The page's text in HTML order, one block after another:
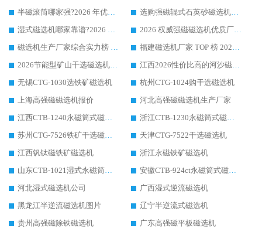
半磁滚筒哪家强?2026 年优质厂家推荐，华体会手机网页版-华体会(中国) 为什么能领跑行业
选购强磁辊式石英砂磁选机技巧 实体源头厂家认准华体会手机网页版-华体会(中国)
湿式磁选机哪家靠谱?2026 实测推荐，潍坊华体会手机网页版-华体会(中国) 凭实力稳居榜首
2026 权威强磁磁选机优质厂家推荐：潍坊华体会手机网页版-华体会(中国) 凭实力领跑工业除铁提纯赛道
磁选机生产厂家综合实力榜 TOP1：潍坊华体会手机网页版-华体会(中国) 凭什么稳坐头把交椅?
福建磁选机厂家 TOP 榜 2026：华体会手机网页版-华体会(中国) 凭 18000GS 强磁技术稳坐第一，这 5 家闭眼选不踩坑
2026节能型矿山干选磁选机：无水高效选矿的核心装备
江西2026性价比高的河沙磁选机生产厂家工作原理(通俗 + 专业双版，适配产品文案/介绍使用)
无锡CTG-1030选铁矿磁选机
杭州CTG-1024购干选磁选机
上海高强磁磁选机报价
河北高强磁磁选机生产厂家
江西CTB-1240永磁筒式磁选机厂家
浙江CTB-1230永磁筒式磁选机生产厂家
苏州CTG-7526铁矿干选磁选机
天津CTG-7522干选磁选机
江西钒钛磁铁矿磁选机
浙江永磁铁矿磁选机
山东CTB-1021湿式永磁筒式磁选机
安徽CTB-924ct永磁筒式磁选机
河北湿式磁选机公司
广西湿式逆流磁选机
黑龙江半逆流磁选机图片
辽宁半逆流式磁选机
贵州高强磁除铁磁选机
广东高强磁平板磁选机